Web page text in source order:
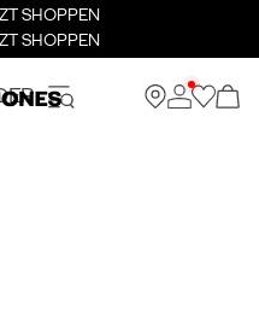
SHOPPEN
SHOPPEN